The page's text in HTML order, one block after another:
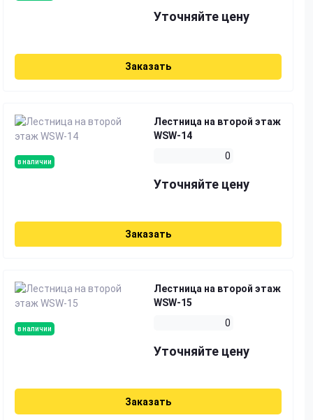
Уточняйте цену
Заказать
в наличии
Лестница на второй этаж
WSW-14
0
Уточняйте цену
Заказать
в наличии
Лестница на второй этаж
WSW-15
0
Уточняйте цену
Заказать